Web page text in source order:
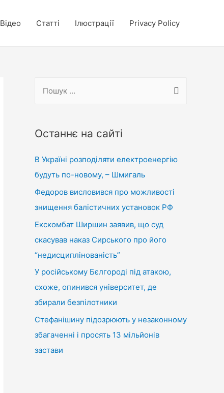
Відео Статті Ілюстрації Privacy Policy
у
:
Останнє на сайті
В Україні розподіляти електроенергію
будуть по-новому, – Шмигаль
Федоров висловився про можливості
знищення балістичних установок РФ
Екскомбат Ширшин заявив, що суд
скасував наказ Сирського про його
“недисциплінованість”
У російському Бєлгороді під атакою,
схоже, опинився університет, де
збирали безпілотники
Стефанішину підозрюють у незаконному
збагаченні і просять 13 мільйонів
застави